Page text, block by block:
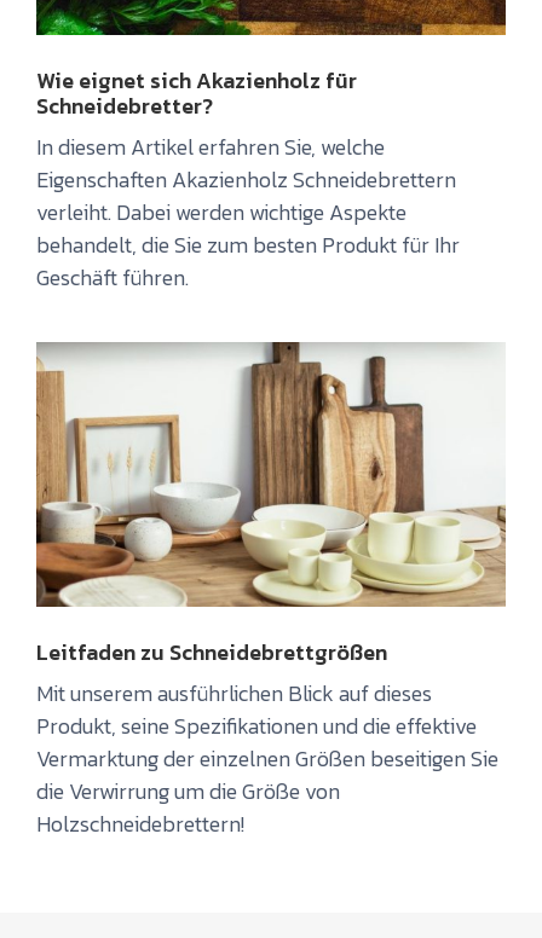
Wie eignet sich Akazienholz für
Schneidebretter?
In diesem Artikel erfahren Sie, welche
Eigenschaften Akazienholz Schneidebrettern
verleiht. Dabei werden wichtige Aspekte
behandelt, die Sie zum besten Produkt für Ihr
Geschäft führen.
Leitfaden zu Schneidebrettgrößen
Mit unserem ausführlichen Blick auf dieses
Produkt, seine Spezifikationen und die effektive
Vermarktung der einzelnen Größen beseitigen Sie
die Verwirrung um die Größe von
Holzschneidebrettern!